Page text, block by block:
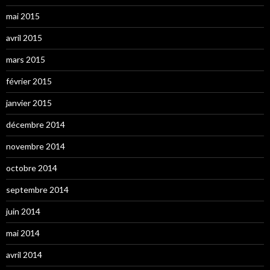
mai 2015
avril 2015
mars 2015
février 2015
janvier 2015
décembre 2014
novembre 2014
octobre 2014
septembre 2014
juin 2014
mai 2014
avril 2014